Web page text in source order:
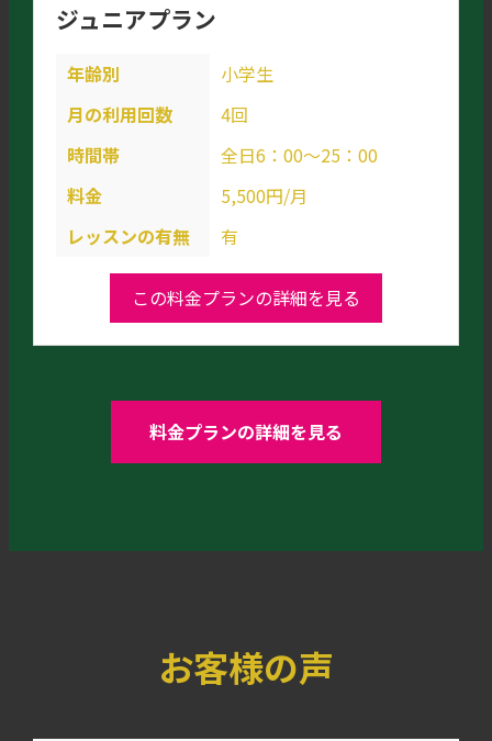
ジュニアプラン
年齢別
小学生
月の利用回数
4回
時間帯
全日6：00～25：00
料金
5,500円/月
レッスンの有無
有
この料金プランの詳細を見る
料金プランの詳細を見る
お客様の声